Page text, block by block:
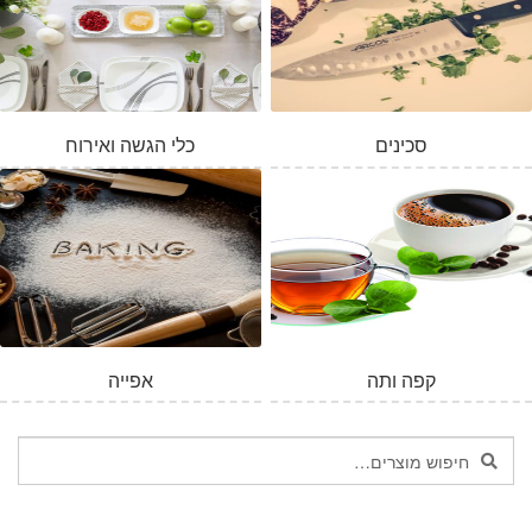
כלי הגשה ואירוח סכינים
אפייה קפה ותה
חיפוש
עבור:
חיפוש